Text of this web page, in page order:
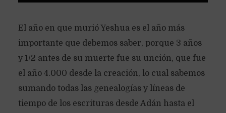
El año en que murió Yeshua es el año más
importante que debemos saber, porque 3 años
y 1/2 antes de su muerte fue su unción, que fue
el año 4.000 desde la creación, lo cual sabemos
sumando todas las genealogías y líneas de
tiempo de los escrituras desde Adán hasta el